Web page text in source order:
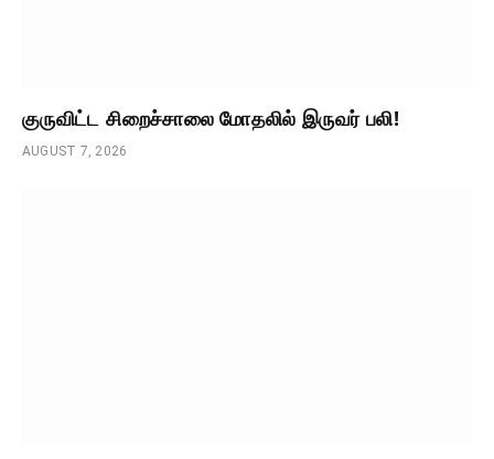
குருவிட்ட சிறைச்சாலை மோதலில் இருவர் பலி!
AUGUST 7, 2026